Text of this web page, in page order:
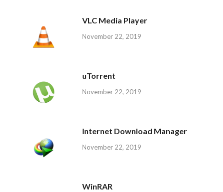
VLC Media Player
November 22, 2019
uTorrent
November 22, 2019
Internet Download Manager
November 22, 2019
WinRAR